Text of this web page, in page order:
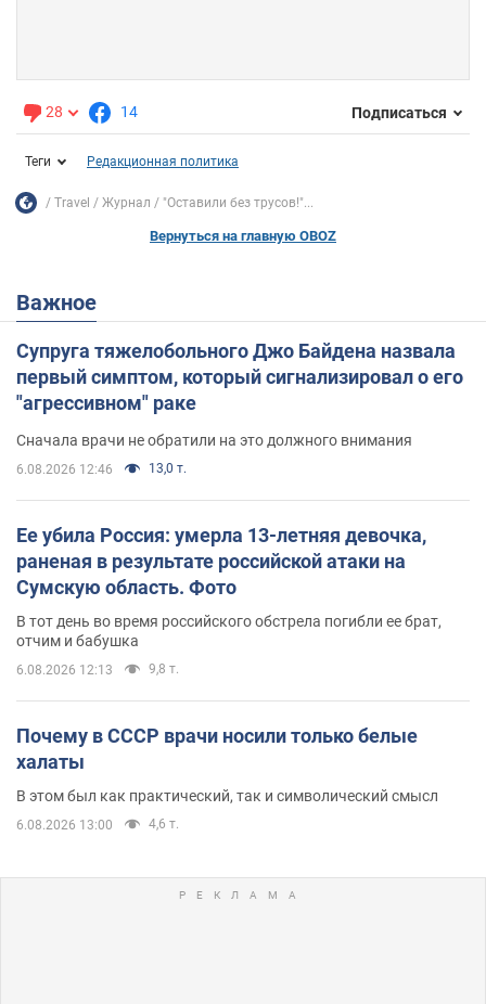
28 14 Подписаться
Теги Редакционная политика
Travel Журнал "Оставили без трусов!"...
Вернуться на главную OBOZ
Важное
Супруга тяжелобольного Джо Байдена назвала
первый симптом, который сигнализировал о его
"агрессивном" раке
Сначала врачи не обратили на это должного внимания
6.08.2026 12:46 13,0 т.
Ее убила Россия: умерла 13-летняя девочка,
раненая в результате российской атаки на
Сумскую область. Фото
В тот день во время российского обстрела погибли ее брат,
отчим и бабушка
6.08.2026 12:13 9,8 т.
Почему в СССР врачи носили только белые
халаты
В этом был как практический, так и символический смысл
6.08.2026 13:00 4,6 т.